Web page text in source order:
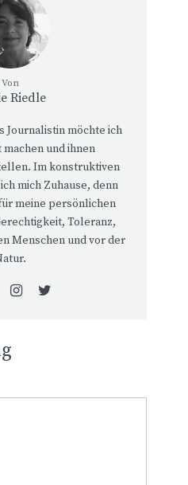
Von
Riedle
Journalistin möchte ich
und ihnen
Im konstruktiven
mich Zuhause, denn
meine persönlichen
Toleranz,
Menschen und vor der